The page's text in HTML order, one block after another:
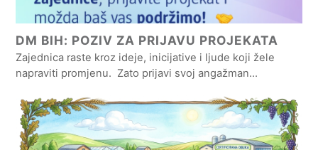
DM BIH: POZIV ZA PRIJAVU PROJEKATA
Zajednica raste kroz ideje, inicijative i ljude koji žele
napraviti promjenu. Zato prijavi svoj angažman…